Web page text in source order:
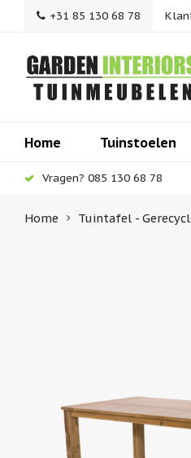
+31 85 130 68 78
Home Tuinstoelen
Vragen? 085 130 68 78
Home Tuintafel -